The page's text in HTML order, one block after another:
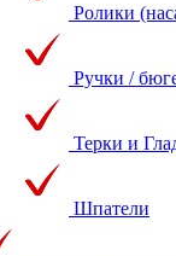
Ролики
Ручки /
Терки и
Шпатели